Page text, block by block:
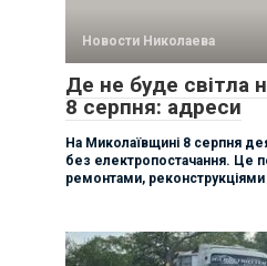
Новости Николаева
Де не буде світла
8 серпня: адреси
На Миколаївщині 8 серпня
без електропостачання. Це
ремонтами, реконструкціями